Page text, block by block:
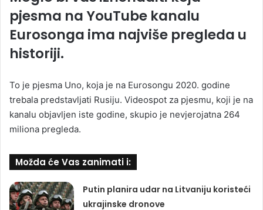
pjesma na YouTube kanalu
Eurosonga ima najviše pregleda u
historiji.
To je pjesma Uno, koja je na Eurosongu 2020. godine
trebala predstavljati Rusiju. Videospot za pjesmu, koji je na
kanalu objavljen iste godine, skupio je nevjerojatna 264
miliona pregleda.
Možda će Vas zanimati i:
Putin planira udar na Litvaniju koristeći
ukrajinske dronove